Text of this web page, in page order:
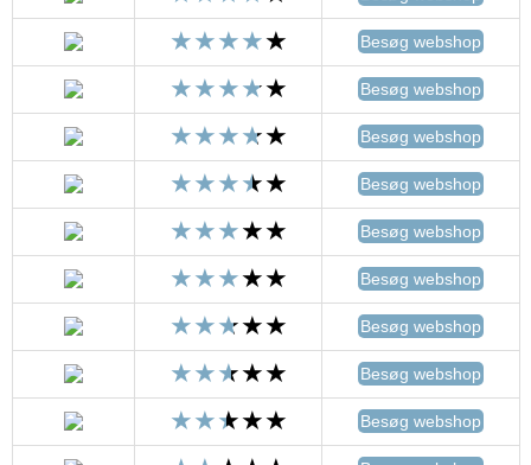
Besøg webshop
Besøg webshop
Besøg webshop
Besøg webshop
Besøg webshop
Besøg webshop
Besøg webshop
Besøg webshop
Besøg webshop